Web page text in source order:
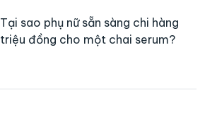
Tại sao phụ nữ sẵn sàng chi hàng
triệu đồng cho một chai serum?